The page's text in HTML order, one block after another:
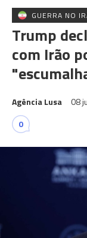
GUERRA NO
Trump
com Irão
Agência Lusa 08
0